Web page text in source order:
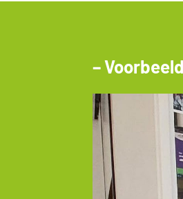
–